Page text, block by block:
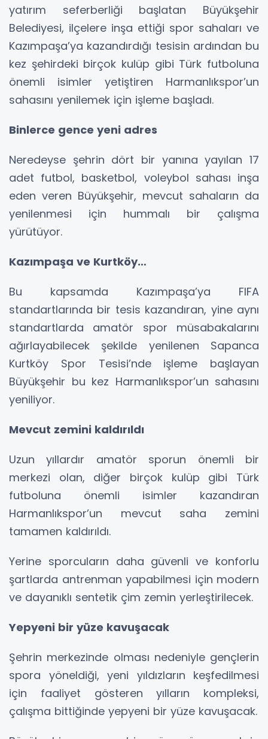
yatırım seferberliği başlatan Büyükşehir
Belediyesi, ilçelere inşa ettiği spor sahaları ve
Kazımpaşa’ya kazandırdığı tesisin ardından bu
kez şehirdeki birçok kulüp gibi Türk futboluna
önemli isimler yetiştiren Harmanlıkspor’un
sahasını yenilemek için işleme başladı.
Binlerce gence yeni adres
Neredeyse şehrin dört bir yanına yayılan 17
adet futbol, basketbol, voleybol sahası inşa
eden veren Büyükşehir, mevcut sahaların da
yenilenmesi için hummalı bir çalışma
yürütüyor.
Kazımpaşa ve Kurtköy…
Bu kapsamda Kazımpaşa’ya FIFA
standartlarında bir tesis kazandıran, yine aynı
standartlarda amatör spor müsabakalarını
ağırlayabilecek şekilde yenilenen Sapanca
Kurtköy Spor Tesisi’nde işleme başlayan
Büyükşehir bu kez Harmanlıkspor’un sahasını
yeniliyor.
Mevcut zemini kaldırıldı
Uzun yıllardır amatör sporun önemli bir
merkezi olan, diğer birçok kulüp gibi Türk
futboluna önemli isimler kazandıran
Harmanlıkspor’un mevcut saha zemini
tamamen kaldırıldı.
Yerine sporcuların daha güvenli ve konforlu
şartlarda antrenman yapabilmesi için modern
ve dayanıklı sentetik çim zemin yerleştirilecek.
Yepyeni bir yüze kavuşacak
Şehrin merkezinde olması nedeniyle gençlerin
spora yöneldiği, yeni yıldızların keşfedilmesi
için faaliyet gösteren yılların kompleksi,
çalışma bittiğinde yepyeni bir yüze kavuşacak.